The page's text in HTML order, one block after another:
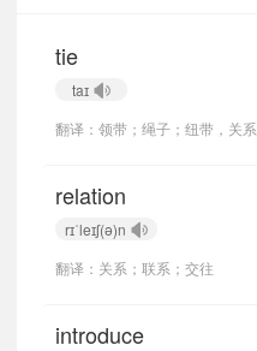
tie
taɪ
翻译：领带；绳子；纽带，关系
relation
rɪˈleɪʃ(ə)n
翻译：关系；联系；交往
introduce